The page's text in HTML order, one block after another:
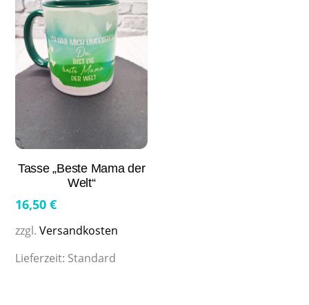
Tasse „Beste Mama der
Welt“
16,50€
zzgl.Versandkosten
Lieferzeit: Standard